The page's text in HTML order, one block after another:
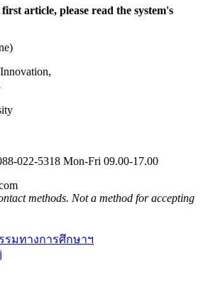
article, please read the system's
88-022-5318 Mon-Fri 09.00-17.00
methods. Not a method for accepting
รมทางการศึกษาฯ